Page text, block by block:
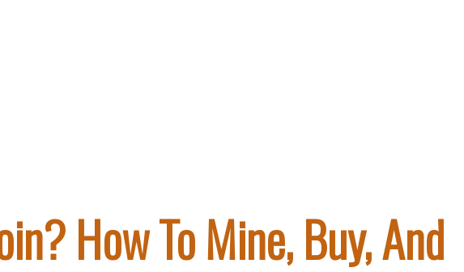
How To Mine, Buy, And